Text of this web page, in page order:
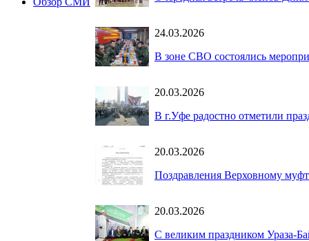
24.03.2026
В зоне СВО состоялись
20.03.2026
В г.Уфе радостно отметили
20.03.2026
Поздравления Верховному
20.03.2026
С великим праздником Ураза-